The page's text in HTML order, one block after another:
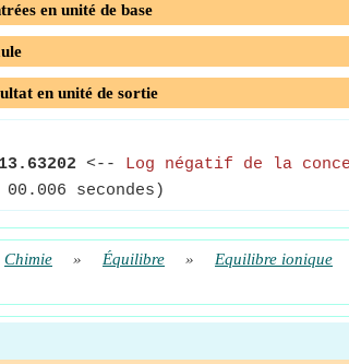
en unité de base
en unité de sortie
13.63202 <-- Log négatif de la
secondes)
Chimie » Équilibre » Equilibre ionique